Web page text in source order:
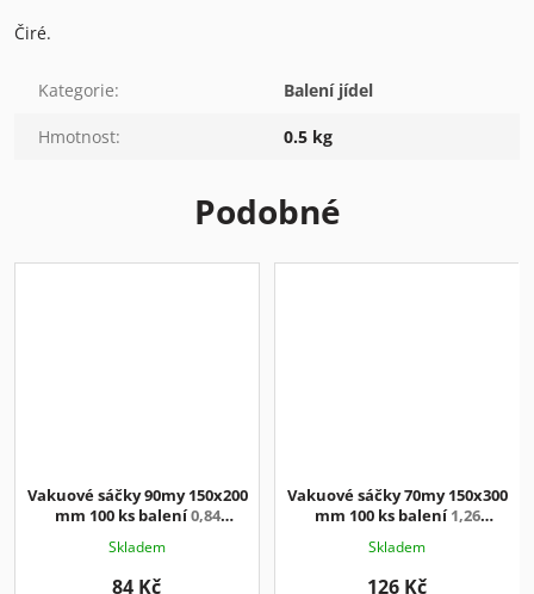
Čiré.
Kategorie: Balení jídel
Hmotnost: 0.5 kg
Podobné
Vakuové sáčky 90my 150x200
mm 100 ks balení0,84
Skladem
84 Kč
Vakuové sáčky 70my 150x300
mm 100 ks balení1,26
Skladem
126 Kč